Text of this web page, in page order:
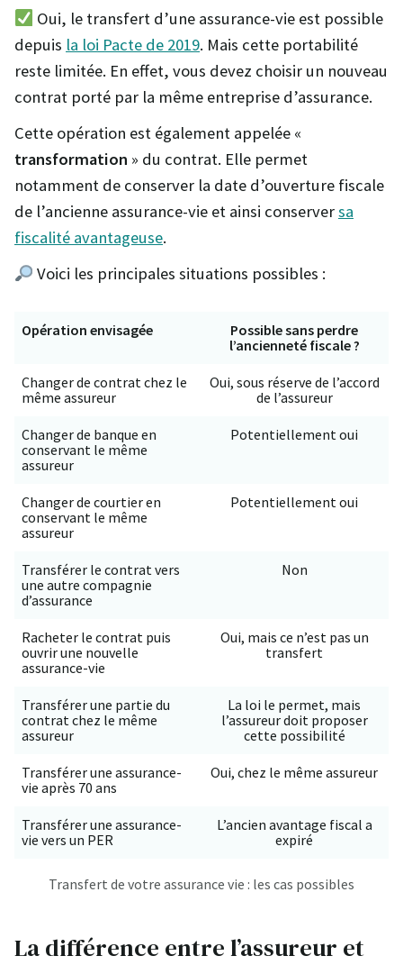
Oui, le transfert d’une assurance-vie est possible
depuis la loi Pacte de 2019. Mais cette portabilité
reste limitée. En effet, vous devez choisir un nouveau
contrat porté par la même entreprise d’assurance.
Cette opération est également appelée «
transformation » du contrat. Elle permet
notamment de conserver la date d’ouverture fiscale
de l’ancienne assurance-vie et ainsi conserversa
fiscalité avantageuse.
Voici les principales situations possibles :
Opération envisagée
Possible sans perdre
l’ancienneté fiscale ?
Changer de contrat chez le
même assureur
Oui, sous réserve de l’accord
de l’assureur
Changer de banque en
conservant le même
assureur
Potentiellement oui
Changer de courtier en
conservant le même
assureur
Potentiellement oui
Transférer le contrat vers
une autre compagnie
d’assurance
Non
Racheter le contrat puis
ouvrir une nouvelle
assurance-vie
Oui, mais ce n’est pas un
transfert
Transférer une partie du
contrat chez le même
assureur
La loi le permet, mais
l’assureur doit proposer
cette possibilité
Transférer une assurance-
vie après 70 ans
Oui, chez le même assureur
Transférer une assurance-
vie vers un PER
L’ancien avantage fiscal a
expiré
Transfert de votre assurance vie : les cas possibles
La différence entre l’assureur et